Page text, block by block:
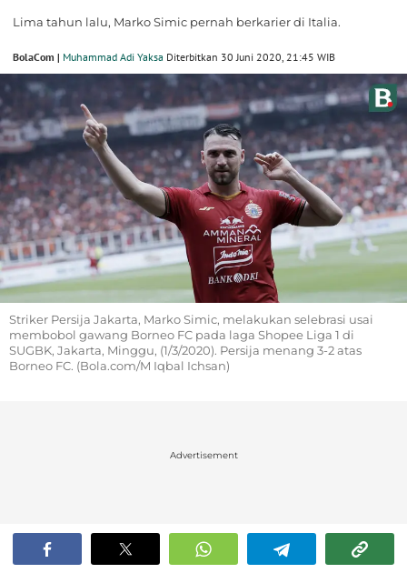
Lima tahun lalu, Marko Simic pernah berkarier di Italia.
BolaCom | Muhammad Adi Yaksa Diterbitkan 30 Juni 2020, 21:45 WIB
Striker Persija Jakarta, Marko Simic, melakukan selebrasi usai
membobol gawang Borneo FC pada laga Shopee Liga 1 di
SUGBK, Jakarta, Minggu, (1/3/2020). Persija menang 3-2 atas
Borneo FC. (Bola.com/M Iqbal Ichsan)
Advertisement